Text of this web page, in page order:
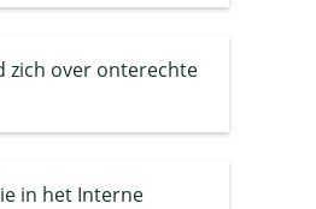
zich over onterechte
in het Interne